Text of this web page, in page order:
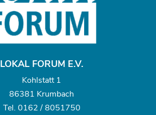
LOKAL FORUM E.V.
Kohlstatt 1
86381 Krumbach
Tel. 0162 / 8051750